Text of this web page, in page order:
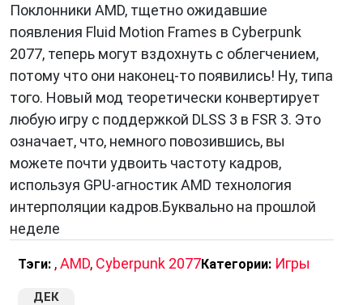
Поклонники AMD, тщетно ожидавшие
появления Fluid Motion Frames в Cyberpunk
2077, теперь могут вздохнуть с облегчением,
потому что они наконец-то появились! Ну, типа
того. Новый мод теоретически конвертирует
любую игру с поддержкой DLSS 3 в FSR 3. Это
означает, что, немного повозившись, вы
можете почти удвоить частоту кадров,
используя GPU-агностик AMD технология
интерполяции кадров.Буквально на прошлой
неделе
Тэги: ,AMD, Cyberpunk 2077Категории: Игры
ДЕК